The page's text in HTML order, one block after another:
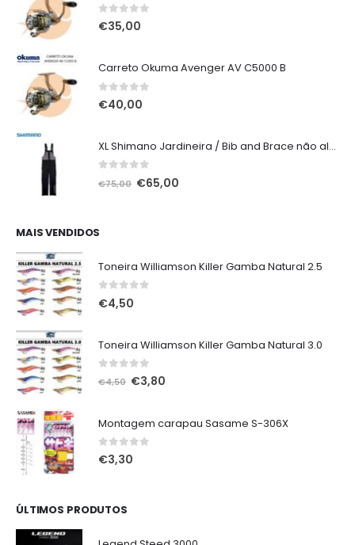
0out of 5
€35,00
Carreto Okuma Avenger AV C5000 B
0out of 5
€40,00
XL Shimano Jardineira / Bib and Brace não alcochoada preta
out of 5
€75,00 O
€65,00
MAIS VENDIDOS
Toneira Williamson Killer Gamba Natural 2.5
0out of 5
€4,50
Toneira Williamson Killer Gamba Natural 3.0
out of 5
€4,50 O
era:
€4,50.
€3,80
é:
Montagem carapau Sasame S-306X
0out of 5
€3,30
ÚLTIMOS PRODUTOS